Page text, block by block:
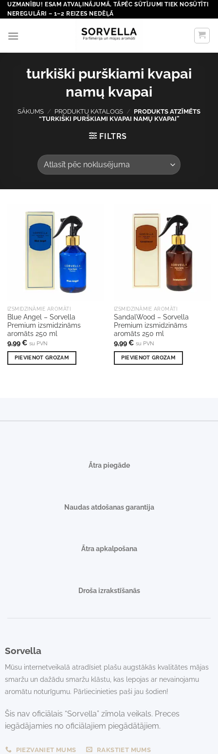
Skip
to
UZMANĪBU! ESAM ATVAĻINĀJUMĀ, TĀPĒC SŪTĪJUMI TIEK NOSŪTĪTI
NEREGULĀRI – 1–2 REIZES NEDĒĻĀ
turkiški purškiami kvapai
namų kvapai
SĀKUMS / PRODUKTU KATALOGS / PRODUKTS ATZĪMĒTS
“TURKIŠKI PURŠKIAMI KVAPAI NAMŲ KVAPAI”
FILTRS
IZSMIDZINĀMIE AROMĀTI
Blue Angel – Sorvella
Premium izsmidzināms
aromāts 250 ml
9,99€ su PVN
PIEVIENOT GROZAM
IZSMIDZINĀMIE AROMĀTI
SandalWood – Sorvella
Premium izsmidzināms
aromāts 250 ml
9,99€ su PVN
PIEVIENOT GROZAM
Ātra piegāde
Naudas atdošanas garantija
Ātra apkalpošana
Droša izrakstīšanās
Sorvella
Mūsu internetveikalā atradīsiet plašu augstākās kvalitātes mājas
smaržu un dažādu smaržu klāstu, kas lepojas ar nevainojamu
aromātu noturīgumu. Pārliecinieties paši jau šodien!
Šis nav oficiālais “Sorvella” zīmola veikals. Preces
iegādājamies no oficiālajiem piegādātājiem.
PIEZVANIET MUMS RAKSTIET MUMS